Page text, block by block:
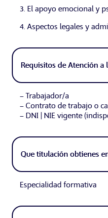
3. El apoyo emocional y
4. Aspectos legales y
Requisitos de Atención
– Trabajador/a
– Contrato de trabajo o
– DNI | NIE vigente
Que titulación obtienes
Especialidad formativa